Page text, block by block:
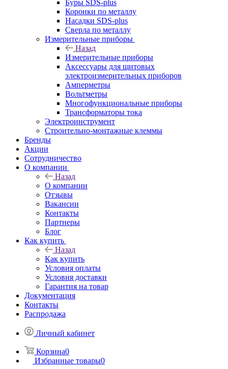
Буры SDS-plus
Коронки по металлу
Насадки SDS-plus
Сверла по металлу
Измерительные приборы
Назад
Измерительные приборы
Аксессуары для щитовых
электроизмерительных приборов
Амперметры
Вольтметры
Многофункциональные приборы
Трансформаторы тока
Электроинструмент
Строительно-монтажные клеммы
Бренды
Акции
Сотрудничество
О компании
Назад
О компании
Отзывы
Вакансии
Контакты
Партнеры
Блог
Как купить
Назад
Как купить
Условия оплаты
Условия доставки
Гарантия на товар
Документация
Контакты
Распродажа
Личный кабинет
Корзина0
Избранные товары0